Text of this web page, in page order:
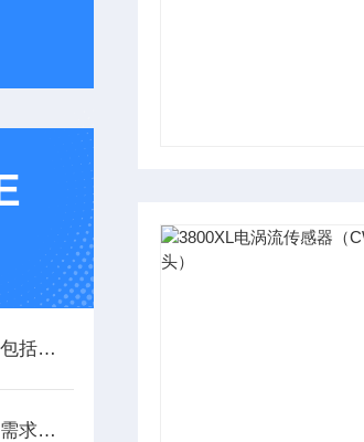
电涡流传感器的优点主要包括哪几点？
电涡流传感器的选择应从需求出发